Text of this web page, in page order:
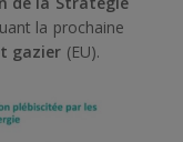
la prochaine
gazier (EU).